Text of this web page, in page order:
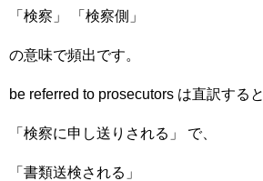
「検察」 「検察側」
の意味で頻出です。
be referred to prosecutors は直訳すると
「検察に申し送りされる」 で、
「書類送検される」